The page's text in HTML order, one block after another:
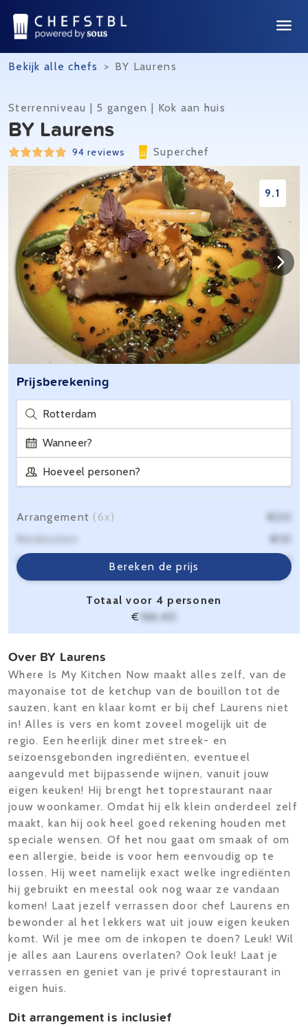
Bekijk alle chefs > BY Laurens
Sterrenniveau | 5 gangen | Kok aan huis
BY Laurens
94 reviews Superchef
9.1
Prijsberekening
Rotterdam
Wanneer?
Hoeveel personen?
Bereken de prijs
Arrangement (6x)
€20
Reiskosten
€10
Servicekosten
€6,40
Totaal voor 4 personen
€ 166,40
Over BY Laurens
Where Is My Kitchen Now maakt alles zelf, van de
mayonaise tot de ketchup van de bouillon tot de
sauzen, kant en klaar komt er bij chef Laurens niet
in! Alles is vers en komt zoveel mogelijk uit de
regio. Een heerlijk diner met streek- en
seizoensgebonden ingrediënten, eventueel
aangevuld met bijpassende wijnen, vanuit jouw
eigen keuken! Hij brengt het toprestaurant naar
jouw woonkamer. Omdat hij elk klein onderdeel zelf
maakt, kan hij ook heel goed rekening houden met
speciale wensen. Of het nou gaat om smaak of om
een allergie, beide is voor hem eenvoudig op te
lossen. Hij weet namelijk exact welke ingrediënten
hij gebruikt en meestal ook nog waar ze vandaan
komen! Laat jezelf verrassen door chef Laurens en
bewonder al het lekkers wat uit jouw eigen keuken
komt. Wil je mee om de inkopen te doen? Leuk! Wil
je alles aan Laurens overlaten? Ook leuk! Laat je
verrassen en geniet van je privé toprestaurant in
eigen huis.
Dit arrangement is inclusief